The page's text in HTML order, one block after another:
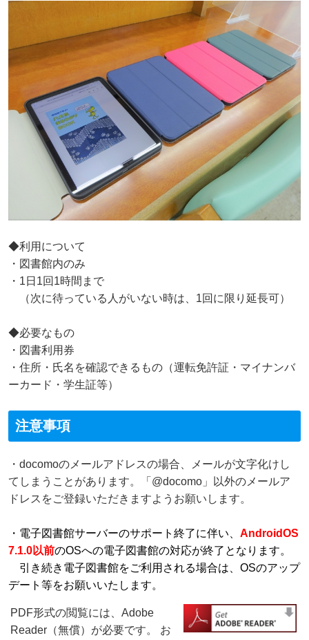
◆利用について
・図書館内のみ
・1日1回1時間まで
（次に待っている人がいない時は、1回に限り延長可）
◆必要なもの
・図書利用券
・ 住所・氏名を確認できるもの（運転免許証・マイナンバ
ーカード・学生証等）
注意事項
・docomoのメールアドレスの場合、メールが文字化けし
てしまうことがあります。「@docomo」以外のメールア
ドレスをご登録いただきますようお願いします。
・電子図書館サーバーのサポート終了に伴い、 AndroidOS
7.1.0以前のOSへの電子図書館の対応が終了となります。
引き続き電子図書館をご利用される場合は、OSのアップ
デート等をお願いいたします。
PDF形式の閲覧には、Adobe
Reader（無償）が必要です。 お